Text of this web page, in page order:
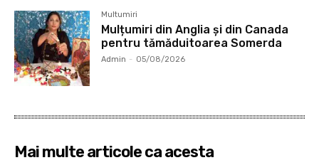
Multumiri
Mulțumiri din Anglia și din Canada
pentru tămăduitoarea Somerda
Admin - 05/08/2026
Mai multe articole ca acesta